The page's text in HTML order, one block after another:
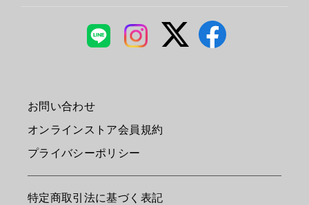
お問い合わせ
オンラインストア会員規約
プライバシーポリシー
特定商取引法に基づく表記